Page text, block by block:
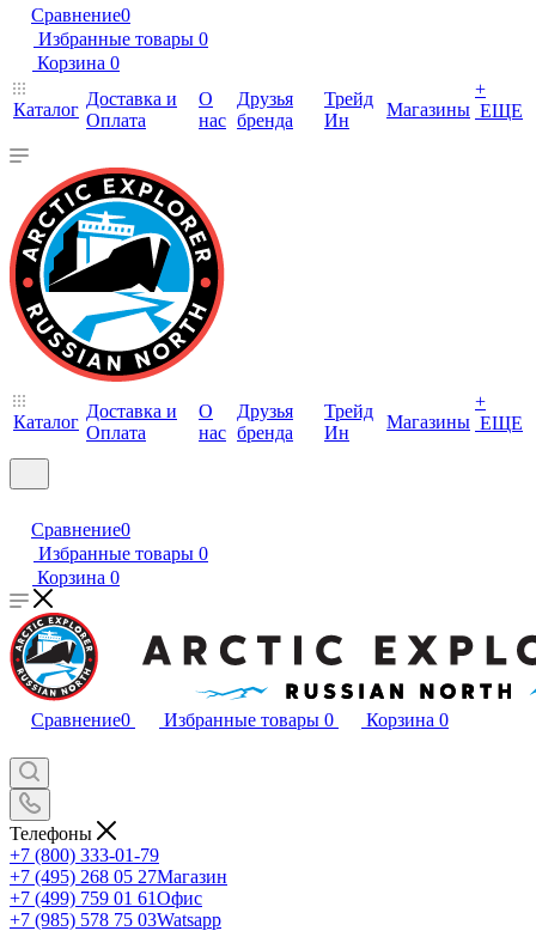
Сравнение0
Избранные товары 0
Корзина 0
Каталог
Доставка и
Оплата
О
нас
Друзья
бренда
Трейд
Ин
Магазины
+
ЕЩЕ
Каталог
Доставка и
Оплата
О
нас
Друзья
бренда
Трейд
Ин
Магазины
+
ЕЩЕ
Сравнение0
Избранные товары 0
Корзина 0
Сравнение0 Избранные товары 0 Корзина 0
Телефоны
+7 (800) 333-01-79
+7 (495) 268 05 27Магазин
+7 (499) 759 01 61Офис
+7 (985) 578 75 03Watsapp